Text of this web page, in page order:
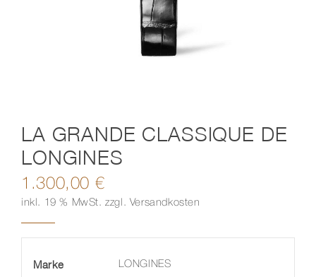
LA GRANDE CLASSIQUE DE
LONGINES
1.300,00 €
inkl. 19 % MwSt. zzgl. Versandkosten
Marke LONGINES